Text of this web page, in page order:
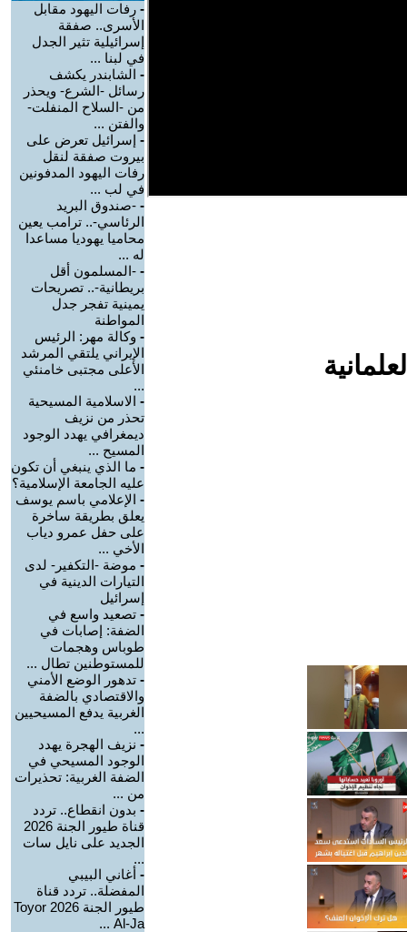
- رفات اليهود مقابل
الأسرى.. صفقة
إسرائيلية تثير الجدل
في لبنا ...
- الشابندر يكشف
رسائل -الشرع- ويحذر
من -السلاح المنفلت-
والفتن ...
- إسرائيل تعرض على
بيروت صفقة لنقل
رفات اليهود المدفونين
في لب ...
- -صندوق البريد
الرئاسي-.. ترامب يعين
محاميا يهوديا مساعدا
له ...
- -المسلمون أقل
بريطانية-.. تصريحات
يمينية تفجر جدل
المواطنة
- وكالة مهر: الرئيس
الإيراني يلتقي المرشد
الأعلى مجتبى خامنئي
...
- الاسلامية المسيحية
تحذر من نزيف
ديمغرافي يهدد الوجود
المسيح ...
- ما الذي ينبغي أن تكون
عليه الجامعة الإسلامية؟
- الإعلامي باسم يوسف
يعلق بطريقة ساخرة
على حفل عمرو دياب
الأخي ...
- موضة -التكفير- لدى
التيارات الدينية في
إسرائيل
- تصعيد واسع في
الضفة: إصابات في
طوباس وهجمات
للمستوطنين تطال ...
- تدهور الوضع الأمني
والاقتصادي بالضفة
الغربية يدفع المسيحيين
...
- نزيف الهجرة يهدد
الوجود المسيحي في
الضفة الغربية: تحذيرات
من ...
- بدون انقطاع.. تردد
قناة طيور الجنة 2026
الجديد على نايل سات
...
- أغاني البيبي
المفضلة.. تردد قناة
طيور الجنة 2026 Toyor
Al-Ja ...